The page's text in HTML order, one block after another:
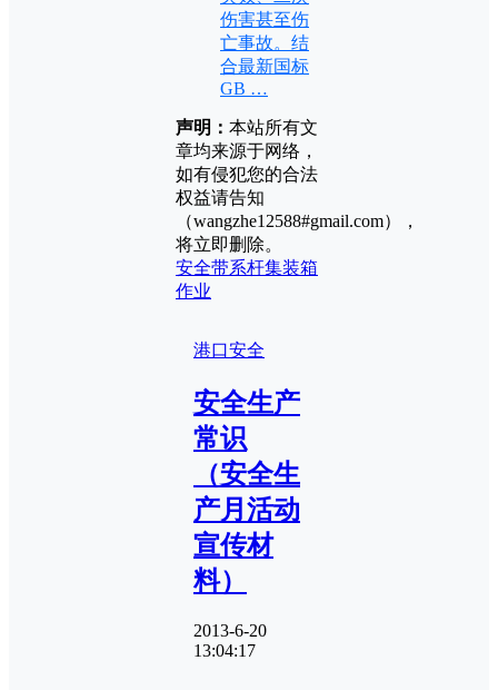
伤害甚至伤
亡事故。结
合最新国标
GB …
声明： 本站所有文
章均来源于网络，
如有侵犯您的合法
权益请告知
（wangzhe12588#gmail.com），
将立即删除。
安全带系杆集装箱
作业
港口安全
安全生产
常识
（安全生
产月活动
宣传材
料）
2013-6-20
13:04:17